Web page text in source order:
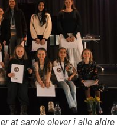
at samle elever i alle aldre